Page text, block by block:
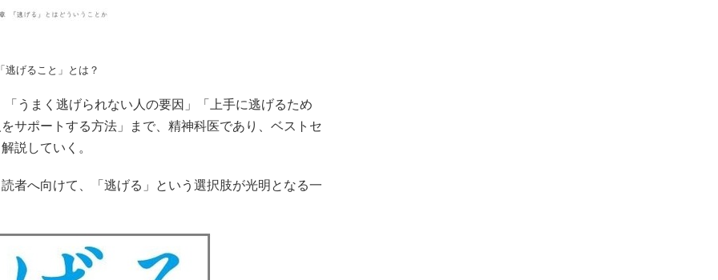
逃げること」とは？
うまく逃げられない人の要因」「上手に逃げるため
サポートする方法」まで、精神科医であり、ベストセ
説していく。
者へ向けて、「逃げる」という選択肢が光明となる一